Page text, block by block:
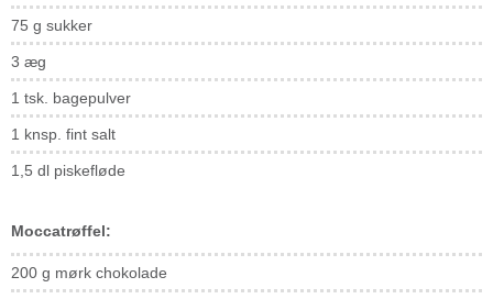
75 g sukker
3 æg
1 tsk. bagepulver
1 knsp. fint salt
1,5 dl piskefløde
Moccatrøffel:
200 g mørk chokolade